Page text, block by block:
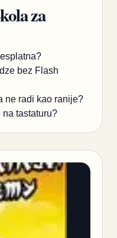
za
bez Flash
ne radi kao ranije?
tastaturu?